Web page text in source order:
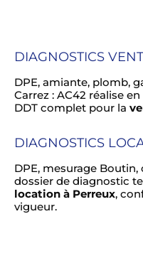
DIAGNOSTICS
DPE, amiante, plomb,
Carrez : AC42 réalise
DDT complet pour la
DIAGNOSTICS
DPE, mesurage
dossier de diagnostic
location à Perreux,
vigueur.